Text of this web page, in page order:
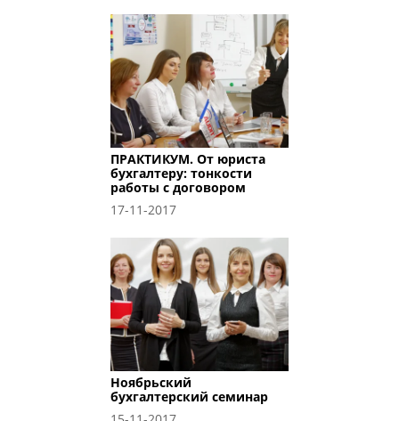
ПРАКТИКУМ. От юриста
бухгалтеру: тонкости
работы с договором
17-11-2017
Ноябрьский
бухгалтерский семинар